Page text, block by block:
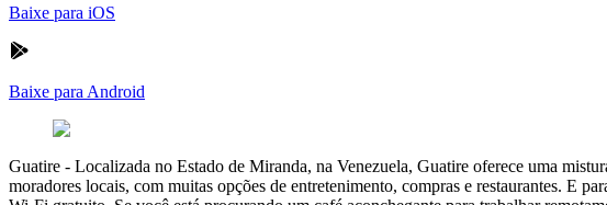
Baixe para iOS
Baixe para Android
Guatire - Localizada no Estado de Miranda, na Venezuela, Guatire oferece uma
moradores locais, com muitas opções de entretenimento, compras e restaurantes. E